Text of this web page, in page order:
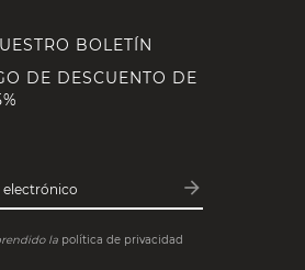
BOLETÍN
DE DESCUENTO DE
electrónico arrow_forward
Subscribe
la política de privacidad